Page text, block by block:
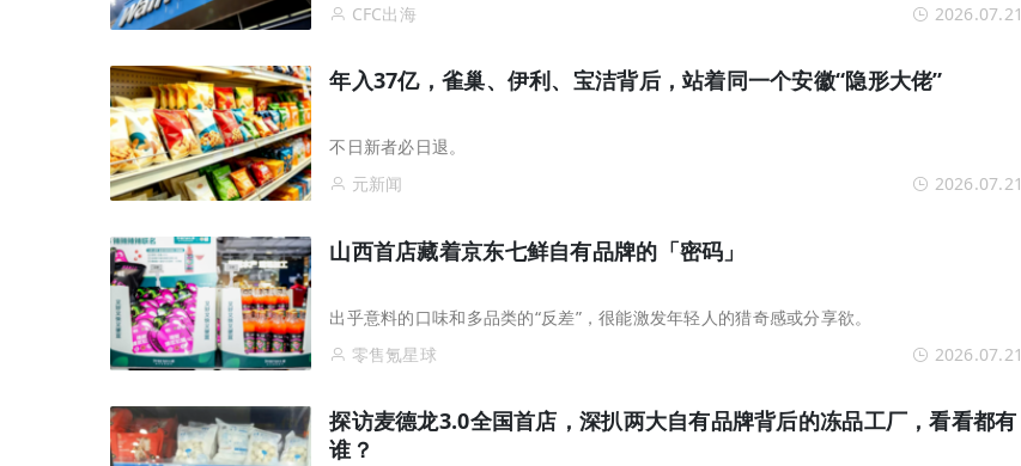
CFC出海
2026.07.21
年入37亿，雀巢、伊利、宝洁背后，站着同一个安徽“隐形大佬”
不日新者必日退。
元新闻
2026.07.21
山西首店藏着京东七鲜自有品牌的「密码」
出乎意料的口味和多品类的“反差”，很能激发年轻人的猎奇感或分享欲。
零售氪星球
2026.07.21
探访麦德龙3.0全国首店，深扒两大自有品牌背后的冻品工厂，看看都有
谁？